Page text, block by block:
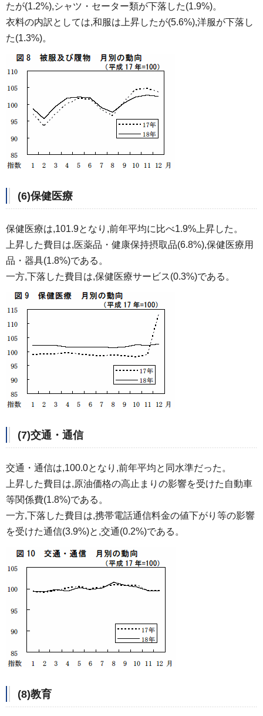
たが(1.2%),シャツ・セーター類が下落した(1.9%)。
衣料の内訳としては,和服は上昇したが(5.6%),洋服が下落し
た(1.3%)。
(6)保健医療
保健医療は,101.9となり,前年平均に比べ1.9%上昇した。
上昇した費目は,医薬品・健康保持摂取品(6.8%),保健医療用
品・器具(1.8%)である。
一方,下落した費目は,保健医療サービス(0.3%)である。
(7)交通・通信
交通・通信は,100.0となり,前年平均と同水準だった。
上昇した費目は,原油価格の高止まりの影響を受けた自動車
等関係費(1.8%)である。
一方,下落した費目は,携帯電話通信料金の値下がり等の影響
を受けた通信(3.9%)と,交通(0.2%)である。
(8)教育